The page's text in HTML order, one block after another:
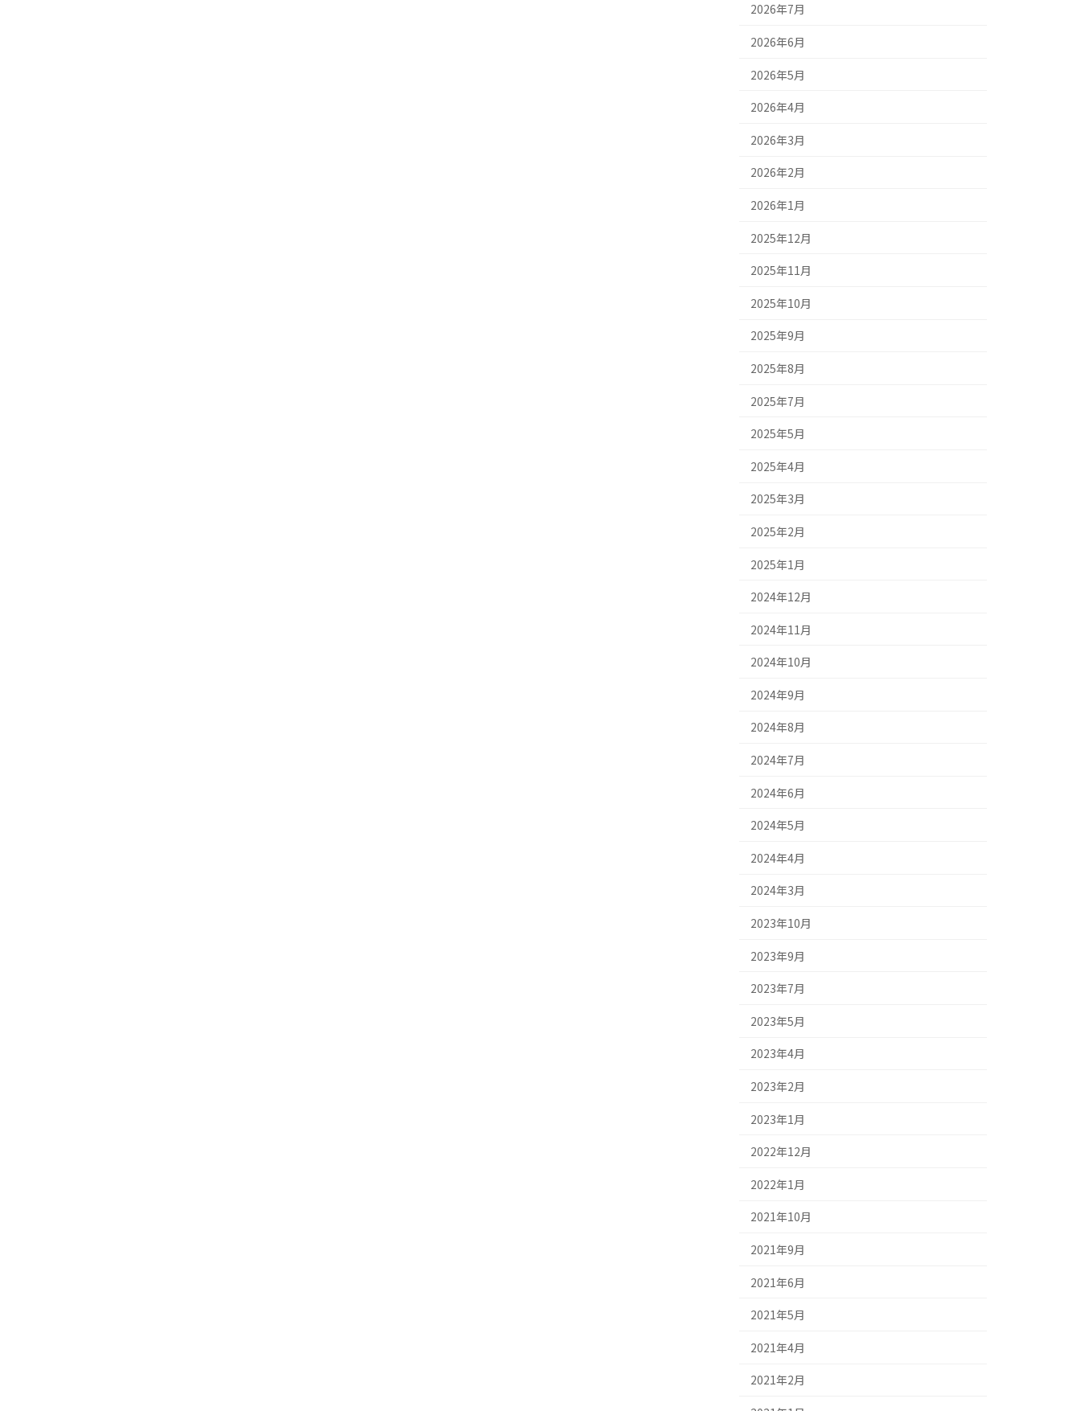
2026年7月
2026年6月
2026年5月
2026年4月
2026年3月
2026年2月
2026年1月
2025年12月
2025年11月
2025年10月
2025年9月
2025年8月
2025年7月
2025年5月
2025年4月
2025年3月
2025年2月
2025年1月
2024年12月
2024年11月
2024年10月
2024年9月
2024年8月
2024年7月
2024年6月
2024年5月
2024年4月
2024年3月
2023年10月
2023年9月
2023年7月
2023年5月
2023年4月
2023年2月
2023年1月
2022年12月
2022年1月
2021年10月
2021年9月
2021年6月
2021年5月
2021年4月
2021年2月